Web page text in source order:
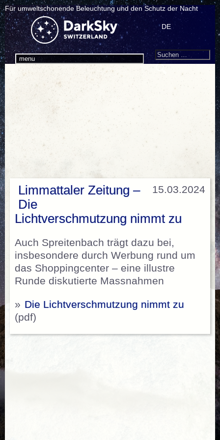
Für umweltschonende Beleuchtung und den Schutz der Nacht
menu
DE
Search
Suchen
15.03.2024
Limmattaler Zeitung –
Die
Lichtverschmutzung nimmt zu
Auch Spreitenbach trägt dazu bei,
insbesondere durch Werbung rund um
das Shoppingcenter – eine illustre
Runde diskutierte Massnahmen
» Die Lichtverschmutzung nimmt zu
(pdf)